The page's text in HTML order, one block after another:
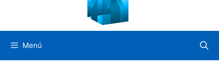
Menú